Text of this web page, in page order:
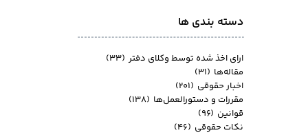
دسته بندی ها
ارای اخذ شده توسط وکلای دفتر (۳۳)
مقاله‌ها (۳۱)
اخبار حقوقی (۲۰۱)
مقررات و دستورالعمل‌ها (۱۳۸)
قوانین (۹۶)
نکات حقوقی (۴۶)